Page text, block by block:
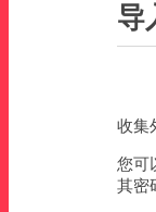
导
收集
您可
其密